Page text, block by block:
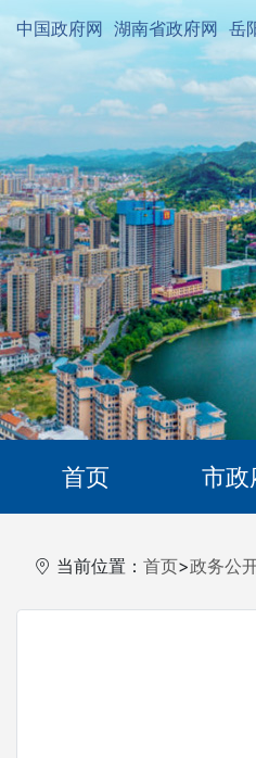
中国政府网 湖南省政府网 岳
首页 市政
当前位置： 首页>政务公